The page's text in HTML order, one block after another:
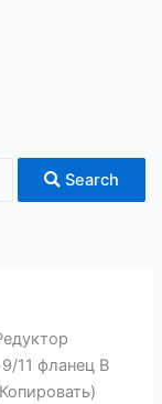
Search
11 фланец B